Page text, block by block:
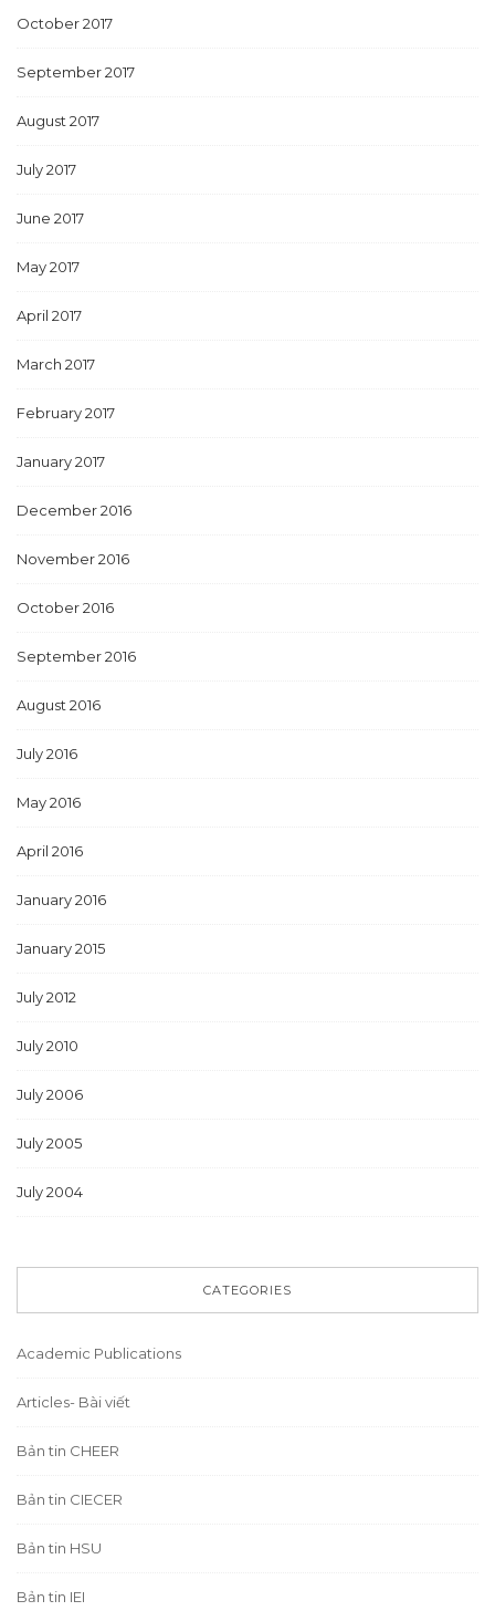
October 2017
September 2017
August 2017
July 2017
June 2017
May 2017
April 2017
March 2017
February 2017
January 2017
December 2016
November 2016
October 2016
September 2016
August 2016
July 2016
May 2016
April 2016
January 2016
January 2015
July 2012
July 2010
July 2006
July 2005
July 2004
CATEGORIES
Academic Publications
Articles- Bài viết
Bản tin CHEER
Bản tin CIECER
Bản tin HSU
Bản tin IEI